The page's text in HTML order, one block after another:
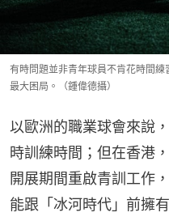
有時問題並非青年球員不肯花時間
最大困局。（鍾偉德攝）
以歐洲的職業球會來說
時訓練時間；但在香港
開展期間重啟青訓工作
能跟「冰河時代」前擁